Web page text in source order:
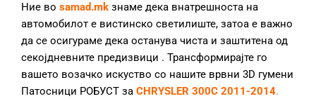
Ние во samad.mk знаме дека внатрешноста на
автомобилот е вистинско светилиште, затоа е важно
да се осигураме дека останува чиста и заштитена од
секојдневните предизвици . Трансформирајте го
вашето возачко искуство со нашите врвни 3D гумени
Патосници РОБУСТ за CHRYSLER 300C 2011-2014.